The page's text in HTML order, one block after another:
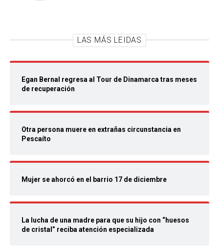
LAS MÁS LEIDAS
Egan Bernal regresa al Tour de Dinamarca tras meses
de recuperación
Otra persona muere en extrañas circunstancia en
Pescaíto
Mujer se ahorcó en el barrio 17 de diciembre
La lucha de una madre para que su hijo con “huesos
de cristal” reciba atención especializada